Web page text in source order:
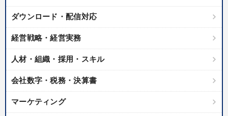
ダウンロード・配信対応
経営戦略・経営実務
人材・組織・採用・スキル
会社数字・税務・決算書
マーケティング